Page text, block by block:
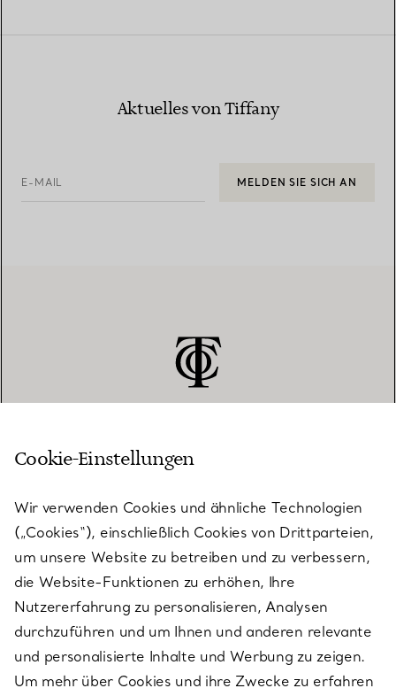
Aktuelles von Tiffany
E-MAIL MELDEN SIE SICH AN
KUNDENSERVICE
SERVICES
ÜBER TIFFANY & CO.
RECHTLICHE HINWEISE
Cookie-Einstellungen
Wir verwenden Cookies und ähnliche Technologien
(„Cookies“), einschließlich Cookies von Drittparteien,
um unsere Website zu betreiben und zu verbessern,
die Website-Funktionen zu erhöhen, Ihre
Nutzererfahrung zu personalisieren, Analysen
durchzuführen und um Ihnen und anderen relevante
und personalisierte Inhalte und Werbung zu zeigen.
Um mehr über Cookies und ihre Zwecke zu erfahren